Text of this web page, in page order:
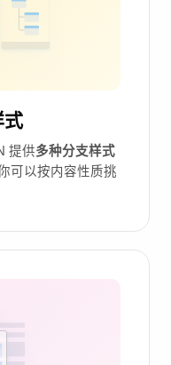
式
提供多种分支样式
可以按内容性质挑